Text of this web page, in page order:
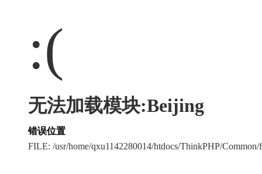
:(
无法加载模块:Beijing
错误位置
FILE: /usr/home/qxu1142280014/htdocs/ThinkPHP/